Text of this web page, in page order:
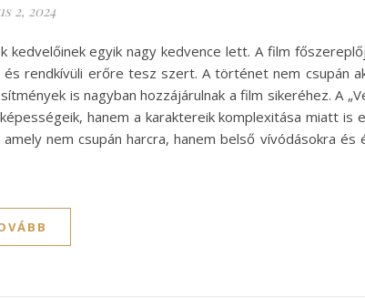
2, 2024
egyik nagy kedvence lett. A film
rendkívüli erőre tesz szert. A történet nem csupán
is nagyban hozzájárulnak a film sikeréhez. A
hanem a karaktereik komplexitása miatt is
nem csupán harcra, hanem belső vívódásokra és